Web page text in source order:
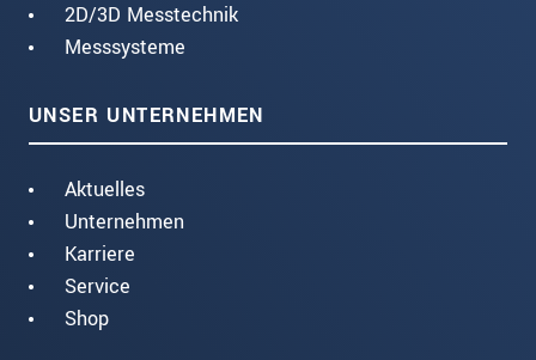
2D/3D Messtechnik
Messsysteme
UNSER UNTERNEHMEN
Aktuelles
Unternehmen
Karriere
Service
Shop